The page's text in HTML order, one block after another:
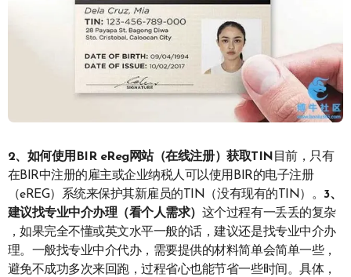
2、如何使用BIR eReg网站（在线注册）获取TIN 目前，只有
在BIR中注册的雇主或企业纳税人可以使用BIR的电子注册
（eREG）系统来保护其新雇员的TIN（没有现有的TIN）。 3、
建议找专业中介办理（看个人需求） 这个过程有一丢丢的复杂
，如果完全不懂或英文水平一般的话，建议还是找专业中介办
理。一般找专业中介代办，需要提供的材料简单会简单一些，
避免不成功多次来回跑，过程省心也能节省一些时间。具体，